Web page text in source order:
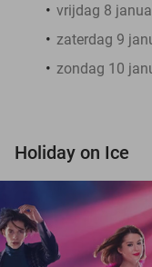
vrijdag 8
zaterdag 9
zondag 10
Holiday on Ice